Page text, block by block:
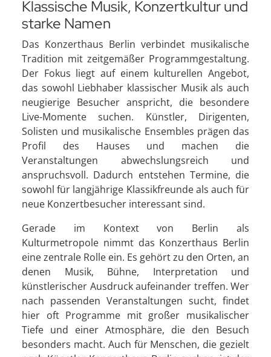
Klassische Musik, Konzertkultur und
starke Namen
Das Konzerthaus Berlin verbindet musikalische
Tradition mit zeitgemäßer Programmgestaltung.
Der Fokus liegt auf einem kulturellen Angebot,
das sowohl Liebhaber klassischer Musik als auch
neugierige Besucher anspricht, die besondere
Live-Momente suchen. Künstler, Dirigenten,
Solisten und musikalische Ensembles prägen das
Profil des Hauses und machen die
Veranstaltungen abwechslungsreich und
anspruchsvoll. Dadurch entstehen Termine, die
sowohl für langjährige Klassikfreunde als auch für
neue Konzertbesucher interessant sind.
Gerade im Kontext von Berlin als
Kulturmetropole nimmt das Konzerthaus Berlin
eine zentrale Rolle ein. Es gehört zu den Orten, an
denen Musik, Bühne, Interpretation und
künstlerischer Ausdruck aufeinander treffen. Wer
nach passenden Veranstaltungen sucht, findet
hier oft Programme mit großer musikalischer
Tiefe und einer Atmosphäre, die den Besuch
besonders macht. Auch für Menschen, die gezielt